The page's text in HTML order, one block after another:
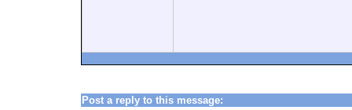
Post a reply to this message: